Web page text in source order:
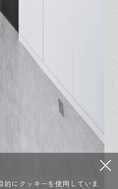
的にクッキーを使用していま